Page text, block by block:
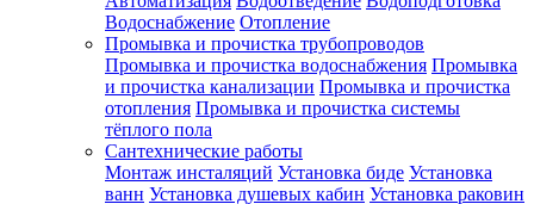
Водоснабжение Отопление
Промывка и прочистка трубопроводов
Промывка и прочистка водоснабжения Промывка
и прочистка канализации Промывка и прочистка
отопления Промывка и прочистка системы
тёплого пола
Сантехнические работы
Монтаж инсталяций Установка биде Установка
ванн Установка душевых кабин Установка раковин